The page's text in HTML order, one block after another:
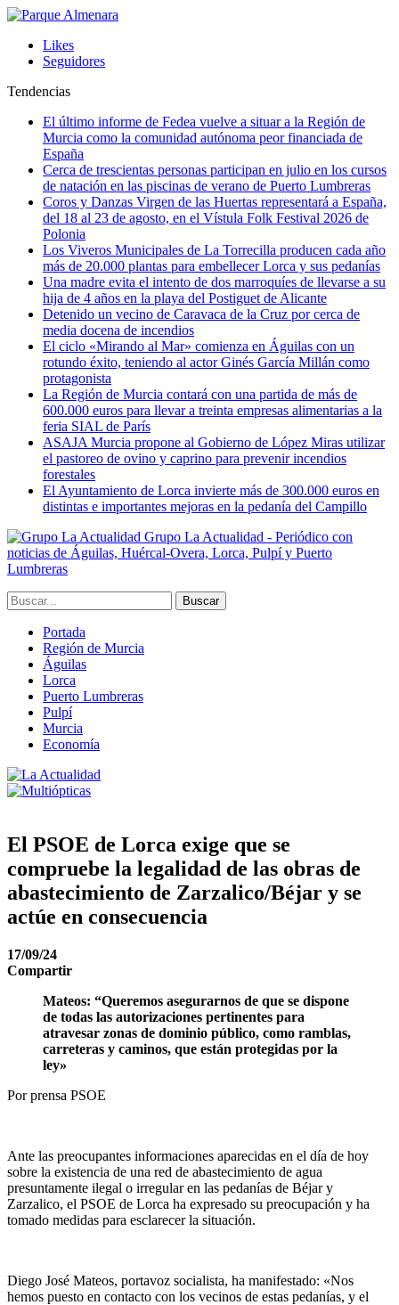
Likes
Seguidores
Tendencias
El último informe de Fedea vuelve a situar a la Región de
Murcia como la comunidad autónoma peor financiada de
España
Cerca de trescientas personas participan en julio en los cursos
de natación en las piscinas de verano de Puerto Lumbreras
Coros y Danzas Virgen de las Huertas representará a España,
del 18 al 23 de agosto, en el Vístula Folk Festival 2026 de
Polonia
Los Viveros Municipales de La Torrecilla producen cada año
más de 20.000 plantas para embellecer Lorca y sus pedanías
Una madre evita el intento de dos marroquíes de llevarse a su
hija de 4 años en la playa del Postiguet de Alicante
Detenido un vecino de Caravaca de la Cruz por cerca de
media docena de incendios
El ciclo «Mirando al Mar» comienza en Águilas con un
rotundo éxito, teniendo al actor Ginés García Millán como
protagonista
La Región de Murcia contará con una partida de más de
600.000 euros para llevar a treinta empresas alimentarias a la
feria SIAL de París
ASAJA Murcia propone al Gobierno de López Miras utilizar
el pastoreo de ovino y caprino para prevenir incendios
forestales
El Ayuntamiento de Lorca invierte más de 300.000 euros en
distintas e importantes mejoras en la pedanía del Campillo
Grupo La Actualidad - Periódico con
noticias de Águilas, Huércal-Overa, Lorca, Pulpí y Puerto
Lumbreras
Portada
Región de Murcia
Águilas
Lorca
Puerto Lumbreras
Pulpí
Murcia
Economía
El PSOE de Lorca exige que se
compruebe la legalidad de las obras de
abastecimiento de Zarzalico/Béjar y se
actúe en consecuencia
17/09/24
Compartir
Mateos: “Queremos asegurarnos de que se dispone
de todas las autorizaciones pertinentes para
atravesar zonas de dominio público, como ramblas,
carreteras y caminos, que están protegidas por la
ley»
Por prensa PSOE
Ante las preocupantes informaciones aparecidas en el día de hoy
sobre la existencia de una red de abastecimiento de agua
presuntamente ilegal o irregular en las pedanías de Béjar y
Zarzalico, el PSOE de Lorca ha expresado su preocupación y ha
tomado medidas para esclarecer la situación.
Diego José Mateos, portavoz socialista, ha manifestado: «Nos
hemos puesto en contacto con los vecinos de estas pedanías, y el